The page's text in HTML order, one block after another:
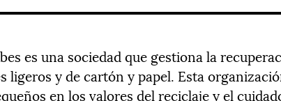
es una sociedad que gestiona la
ligeros y de cartón y papel. Esta
en los valores del reciclaje y el